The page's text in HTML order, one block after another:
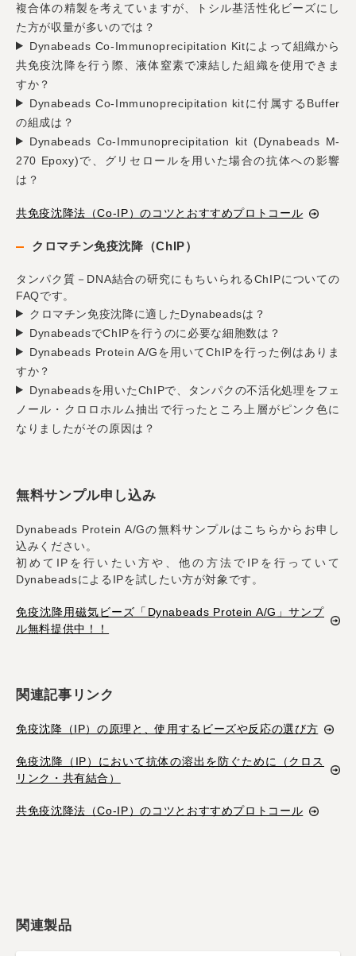
複合体の精製を考えていますが、トシル基活性化ビーズにし
た方が収量が多いのでは？
Dynabeads Co-Immunoprecipitation Kitによって組織から
共免疫沈降を行う際、液体窒素で凍結した組織を使用できま
すか？
Dynabeads Co-Immunoprecipitation kitに付属するBuffer
の組成は？
Dynabeads Co-Immunoprecipitation kit (Dynabeads M-
270 Epoxy)で、グリセロールを用いた場合の抗体への影響
は？
共免疫沈降法（Co-IP）のコツとおすすめプロトコール
クロマチン免疫沈降（ChIP）
タンパク質－DNA結合の研究にもちいられるChIPについての
FAQです。
クロマチン免疫沈降に適したDynabeadsは？
DynabeadsでChIPを行うのに必要な細胞数は？
Dynabeads Protein A/Gを用いてChIPを行った例はありま
すか？
Dynabeadsを用いたChIPで、タンパクの不活化処理をフェ
ノール・クロロホルム抽出で行ったところ上層がピンク色に
なりましたがその原因は？
無料サンプル申し込み
Dynabeads Protein A/Gの無料サンプルはこちらからお申し
込みください。
初めてIPを行いたい方や、他の方法でIPを行っていて
DynabeadsによるIPを試したい方が対象です。
免疫沈降用磁気ビーズ「Dynabeads Protein A/G」サンプ
ル無料提供中！！
関連記事リンク
免疫沈降（IP）の原理と、使用するビーズや反応の選び方
免疫沈降（IP）において抗体の溶出を防ぐために（クロス
リンク・共有結合）
共免疫沈降法（Co-IP）のコツとおすすめプロトコール
関連製品